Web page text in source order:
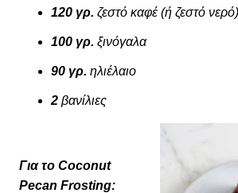
120 γρ. ζεστό καφέ (ή ζεστό νερό)
100 γρ. ξινόγαλα
90 γρ. ηλιέλαιο
2 βανίλιες
Για το Coconut
Pecan Frosting: